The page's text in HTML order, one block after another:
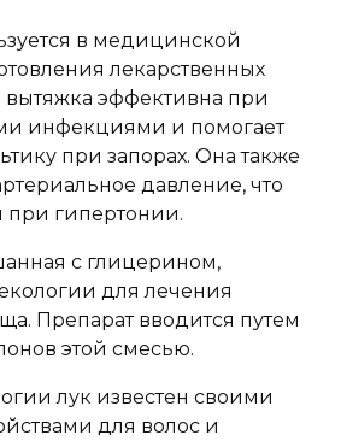
в медицинской
лекарственных
вытяжка эффективна при
инфекциями и помогает
при запорах. Она также
давление, что
при гипертонии.
с глицерином,
для лечения
Препарат вводится путем
этой смесью.
лук известен своими
для волос и